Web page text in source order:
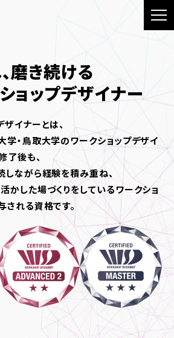
磨き続ける
ョップデザイナー
イナーとは、
学・鳥取大学のワークショップデザイ
了後も、
しながら経験を積み重ね、
かした場づくりをしているワークショ
れる資格です。